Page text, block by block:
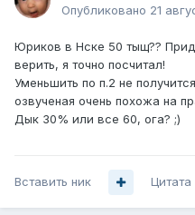
Опубликовано 21
Юриков в Нске 50 тыщ??
верить, я точно посчитал!
Уменьшить по п.2 не
озвученая очень похожа на
Дык 30% или все 60, ога? ;)
Вставить ник Цитата